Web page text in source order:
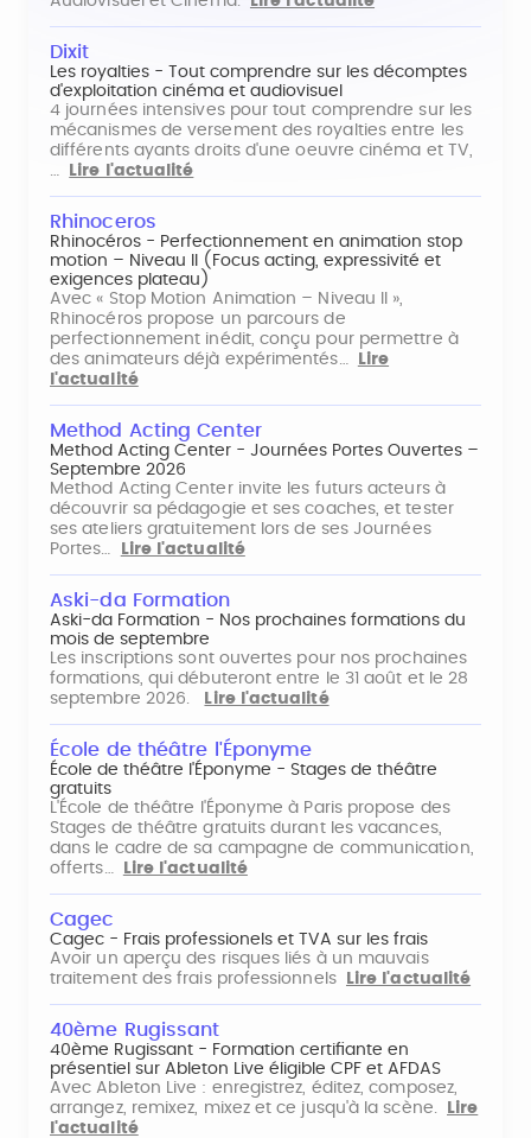
Dixit
Les royalties - Tout comprendre sur les décomptes
d'exploitation cinéma et audiovisuel
4 journées intensives pour tout comprendre sur les
mécanismes de versement des royalties entre les
différents ayants droits d'une oeuvre cinéma et TV,
…
Lire l'actualité
Rhinoceros
Rhinocéros - Perfectionnement en animation stop
motion – Niveau II (Focus acting, expressivité et
exigences plateau)
Avec « Stop Motion Animation – Niveau II »,
Rhinocéros propose un parcours de
perfectionnement inédit, conçu pour permettre à
des animateurs déjà expérimentés…
Lire
l'actualité
Method Acting Center
Method Acting Center - Journées Portes Ouvertes –
Septembre 2026
Method Acting Center invite les futurs acteurs à
découvrir sa pédagogie et ses coaches, et tester
ses ateliers gratuitement lors de ses Journées
Portes…
Lire l'actualité
Aski-da Formation
Aski-da Formation - Nos prochaines formations du
mois de septembre
Les inscriptions sont ouvertes pour nos prochaines
formations, qui débuteront entre le 31 août et le 28
septembre 2026.
Lire l'actualité
École de théâtre l'Éponyme
École de théâtre l'Éponyme - Stages de théâtre
gratuits
L'École de théâtre l'Éponyme à Paris propose des
Stages de théâtre gratuits durant les vacances,
dans le cadre de sa campagne de communication,
offerts…
Lire l'actualité
Cagec
Cagec - Frais professionels et TVA sur les frais
Avoir un aperçu des risques liés à un mauvais
traitement des frais professionnels
Lire l'actualité
40ème Rugissant
40ème Rugissant - Formation certifiante en
présentiel sur Ableton Live éligible CPF et AFDAS
Avec Ableton Live : enregistrez, éditez, composez,
arrangez, remixez, mixez et ce jusqu'à la scène.
Lire
l'actualité